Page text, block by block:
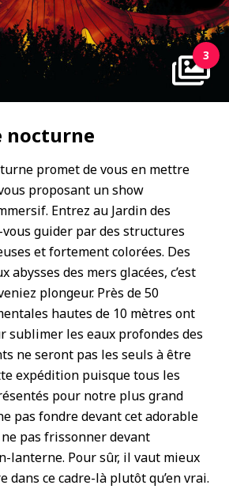
3
nocturne
promet de vous en mettre
proposant un show
Entrez au Jardin des
guider par des structures
et fortement colorées. Des
abysses des mers glacées, c’est
plongeur. Près de 50
hautes de 10 mètres ont
sublimer les eaux profondes des
ne seront pas les seuls à être
expédition puisque tous les
pour notre plus grand
pas fondre devant cet adorable
pas frissonner devant
lanterne. Pour sûr, il vaut mieux
dans ce cadre-là plutôt qu’en vrai.